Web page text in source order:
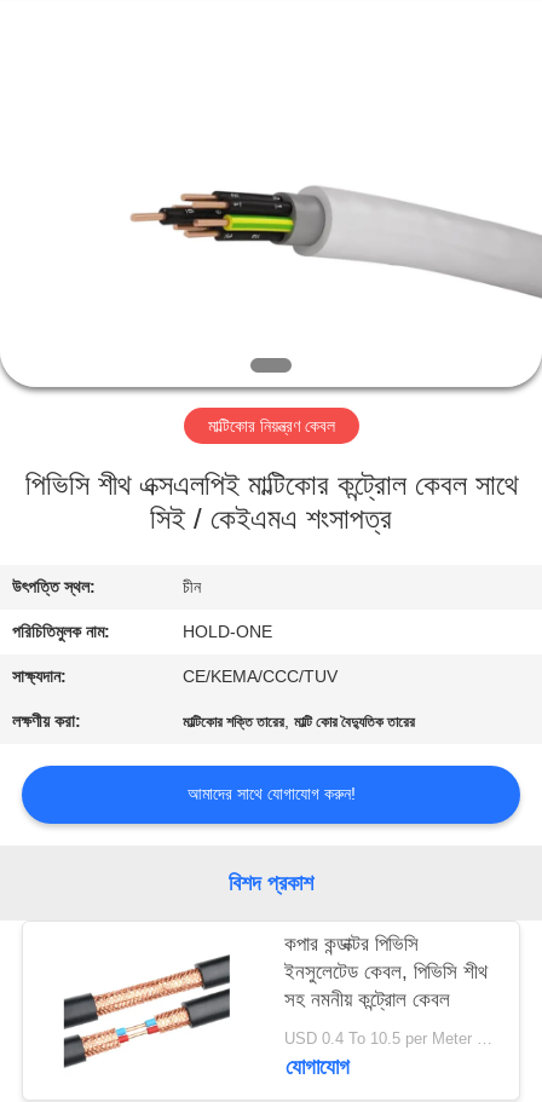
আমাদের
সম্পর্কে
কারখানা
মান
নিয়ন্ত্রণ
যোগাযোগ
করুন
খবর
গোপনীয়তা
মাল্টিকোর নিয়ন্ত্রণ কেবল
পিভিসি শীথ এক্সএলপিই মাল্টিকোর কন্ট্রোল কেবল সাথে
সিই / কেইএমএ শংসাপত্র
উৎপত্তি স্থল: চীন
পরিচিতিমুলক নাম: HOLD-ONE
সাক্ষ্যদান: CE/KEMA/CCC/TUV
লক্ষণীয় করা: মাল্টিকোর শক্তি তারের,মাল্টি কোর বৈদ্যুতিক তারের
আমাদের সাথে যোগাযোগ করুন!
বিশদ প্রকাশ
কপার কন্ডাক্টর পিভিসি
ইনসুলেটেড কেবল, পিভিসি শীথ
সহ নমনীয় কন্ট্রোল কেবল
USD 0.4 To 10.5 per Meter MOQ:1000m
যোগাযোগ